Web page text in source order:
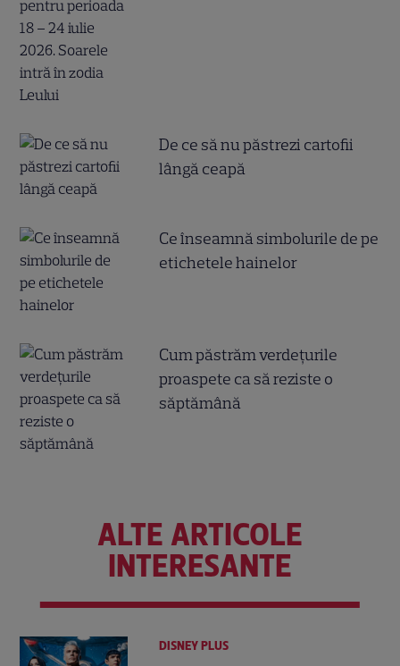
De ce să nu păstrezi cartofii
lângă ceapă
Ce înseamnă simbolurile de pe
etichetele hainelor
Cum păstrăm verdețurile
proaspete ca să reziste o
săptămână
ALTE ARTICOLE
INTERESANTE
DISNEY PLUS